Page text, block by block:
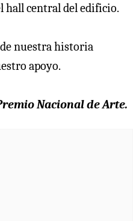
hall central del edificio.
nuestra historia
apoyo.
Nacional de Arte.